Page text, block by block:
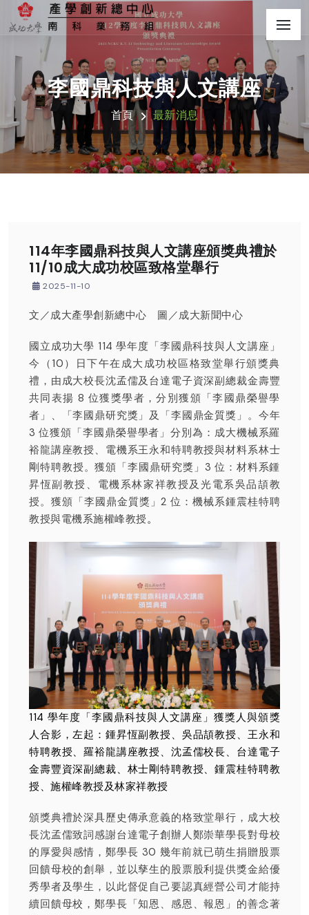
李國鼎科技與人文講座
首頁 最新消息
114年李國鼎科技與人文講座頒獎典禮於
11/10成大成功校區致格堂舉行
2025-11-10
文／成大產學創新總中心 圖／成大新聞中心
國立成功大學 114 學年度「李國鼎科技與人文講座」
今（10）日下午在成大成功校區格致堂舉行頒獎典
禮，由成大校長沈孟儒及台達電子資深副總裁金壽豐
共同表揚 8 位獲獎學者，分別獲頒「李國鼎榮譽學
者」、「李國鼎研究獎」及「李國鼎金質獎」。今年
3 位獲頒「李國鼎榮譽學者」分別為：成大機械系羅
裕龍講座教授、電機系王永和特聘教授與材料系林士
剛特聘教授。獲頒「李國鼎研究獎」3 位：材料系鍾
昇恆副教授、電機系林家祥教授及光電系吳品頡教
授。獲頒「李國鼎金質獎」2 位：機械系鍾震桂特聘
教授與電機系施權峰教授。
114 學年度「李國鼎科技與人文講座」獲獎人與頒獎
人合影，左起：鍾昇恆副教授、吳品頡教授、王永和
特聘教授、羅裕龍講座教授、沈孟儒校長、台達電子
金壽豐資深副總裁、林士剛特聘教授、鍾震桂特聘教
授、施權峰教授及林家祥教授
頒獎典禮於深具歷史傳承意義的格致堂舉行，成大校
長沈孟儒致詞感謝台達電子創辦人鄭崇華學長對母校
的厚愛與感情，鄭學長 30 幾年前就已萌生捐贈股票
回饋母校的創舉，並以孳生的股票股利提供獎金給優
秀學者及學生，以此督促自己要認真經營公司才能持
續回饋母校，鄭學長「知恩、感恩、報恩」的善念著